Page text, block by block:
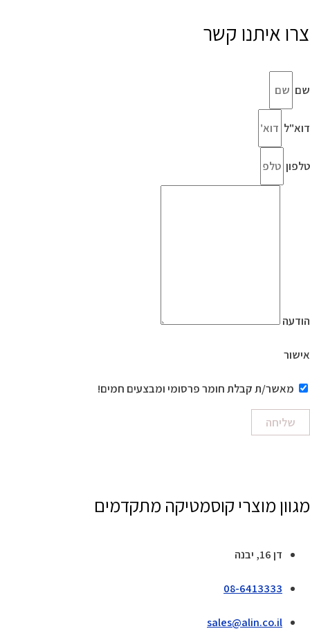
צרו איתנו קשר
שם
דוא"ל
טלפון
הודעה
אישור
מאשר/ת קבלת חומר פרסומי ומבצעים חמים!
שליחה
מגוון מוצרי קוסמטיקה מתקדמים
דן 16, יבנה
08-6413333
sales@alin.co.il